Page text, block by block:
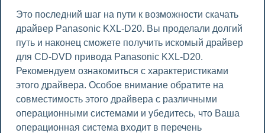
Это последний шаг на пути к возможности скачать
драйвер Panasonic KXL-D20. Вы проделали долгий
путь и наконец сможете получить искомый драйвер
для CD-DVD привода Panasonic KXL-D20.
Рекомендуем ознакомиться с характеристиками
этого драйвера. Особое внимание обратите на
совместимость этого драйвера с различными
операционными системами и убедитесь, что Ваша
операционная система входит в перечень